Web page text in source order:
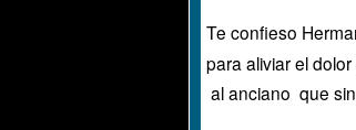
Te confieso
para aliviar el
al anciano que